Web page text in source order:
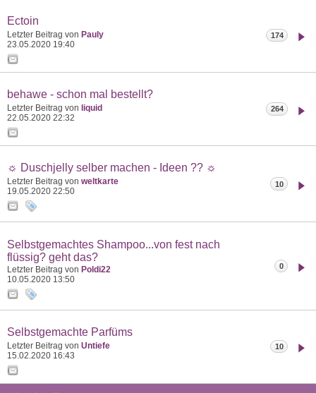
Ectoin
Letzter Beitrag von Pauly
23.05.2020 19:40
174
behawe - schon mal bestellt?
Letzter Beitrag von liquid
22.05.2020 22:32
264
☼ Duschjelly selber machen - Ideen ?? ☼
Letzter Beitrag von weltkarte
19.05.2020 22:50
10
Selbstgemachtes Shampoo...von fest nach
flüssig? geht das?
Letzter Beitrag von Poldi22
10.05.2020 13:50
0
Selbstgemachte Parfüms
Letzter Beitrag von Untiefe
15.02.2020 16:43
10